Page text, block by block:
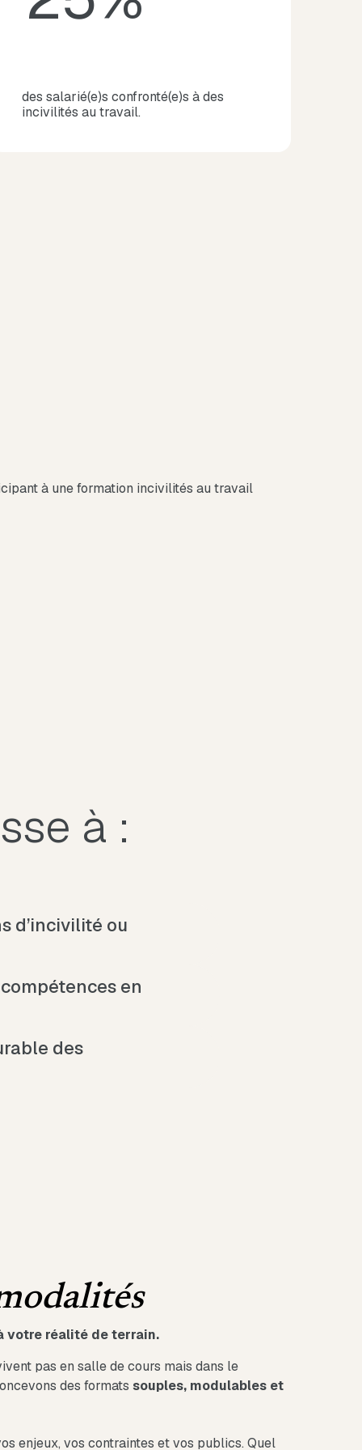
des salarié(e)s confronté(e)s à des
incivilités au travail.
à :
d’incivilité ou
en
des
votre réalité de terrain.
pas en salle de cours mais dans le
des formats souples, modulables et
enjeux, vos contraintes et vos publics. Quel